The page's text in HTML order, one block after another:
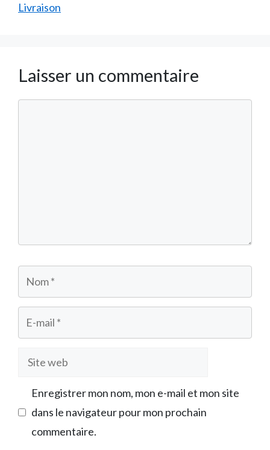
Livraison
Laisser un commentaire
Nom
E-
mail
Site
Enregistrer mon nom, mon e-mail et mon site
dans le navigateur pour mon prochain
commentaire.